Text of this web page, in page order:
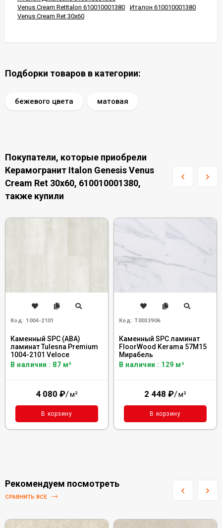
Venus Cream RetItalon 610010001380
Италон 610010001380
Venus Cream Ret 30x60
Подборки товаров в категории:
бежевого цвета матовая
Покупатели, которые приобрели
Керамогранит Italon Genesis Venus
Cream Ret 30x60, 610010001380,
также купили
Код: 1004-2101
Каменный SPC (ABA)
ламинат Tulesna Premium
1004-2101 Veloce
В наличии : 87 м²
4 080 ₽/м²
В корзину
Код: Т0033906
Каменный SPC ламинат
FloorWood Kerama 57М15
Мирабель
В наличии : 129 м²
2 448 ₽/м²
В корзину
Рекомендуем посмотреть
СРАВНИТЬ ВСЕ